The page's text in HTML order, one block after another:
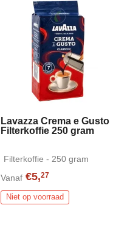
Lavazza Crema e Gusto
Filterkoffie 250 gram
Filterkoffie - 250 gram
Vanaf €5,27
Niet op voorraad